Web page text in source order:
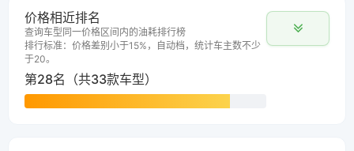
价格相近排名
查询车型同一价格区间内的油耗排行榜
排行标准：价格差别小于15%，自动档，统计车主数不少
于20。
第28名（共33款车型）